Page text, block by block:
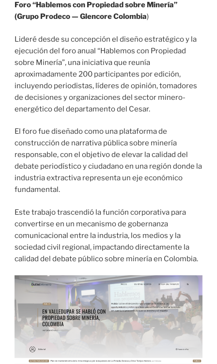
Foro “Hablemos con Propiedad sobre Minería”
(Grupo Prodeco — Glencore Colombia)
Lideré desde su concepción el diseño estratégico y la
ejecución del foro anual “Hablemos con Propiedad
sobre Minería”, una iniciativa que reunía
aproximadamente 200 participantes por edición,
incluyendo periodistas, líderes de opinión, tomadores
de decisiones y organizaciones del sector minero-
energético del departamento del Cesar.
El foro fue diseñado como una plataforma de
construcción de narrativa pública sobre minería
responsable, con el objetivo de elevar la calidad del
debate periodístico y ciudadano en una región donde la
industria extractiva representa un eje económico
fundamental.
Este trabajo trascendió la función corporativa para
convertirse en un mecanismo de gobernanza
comunicacional entre la industria, los medios y la
sociedad civil regional, impactando directamente la
calidad del debate público sobre minería en Colombia.